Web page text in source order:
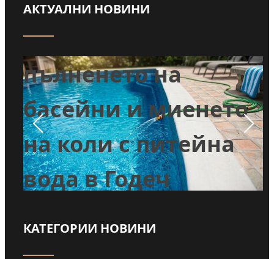
АКТУАЛНИ НОВИНИ
Забраниха
пълненето на
басейни и миенето
на коли с питейна
вода в Годеч
Прочети
КАТЕГОРИИ НОВИНИ